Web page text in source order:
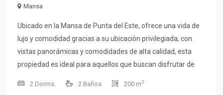
Mansa
Ubicado en la Mansa de Punta del Este, ofrece una vida de
lujo y comodidad gracias a su ubicación privilegiada, con
vistas panorámicas y comodidades de alta calidad, esta
propiedad es ideal para aquellos que buscan disfrutar de
2 Dorms. 2 Baños 200 m2